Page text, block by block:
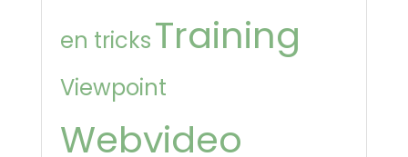
en tricksTraining
Viewpoint
Webvideo